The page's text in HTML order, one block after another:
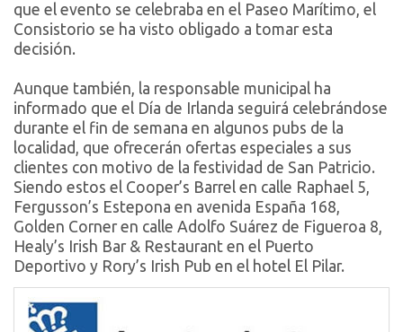
que el evento se celebraba en el Paseo Marítimo, el
Consistorio se ha visto obligado a tomar esta
decisión.
Aunque también, la responsable municipal ha
informado que el Día de Irlanda seguirá celebrándose
durante el fin de semana en algunos pubs de la
localidad, que ofrecerán ofertas especiales a sus
clientes con motivo de la festividad de San Patricio.
Siendo estos el Cooper’s Barrel en calle Raphael 5,
Fergusson’s Estepona en avenida España 168,
Golden Corner en calle Adolfo Suárez de Figueroa 8,
Healy’s Irish Bar & Restaurant en el Puerto
Deportivo y Rory’s Irish Pub en el hotel El Pilar.